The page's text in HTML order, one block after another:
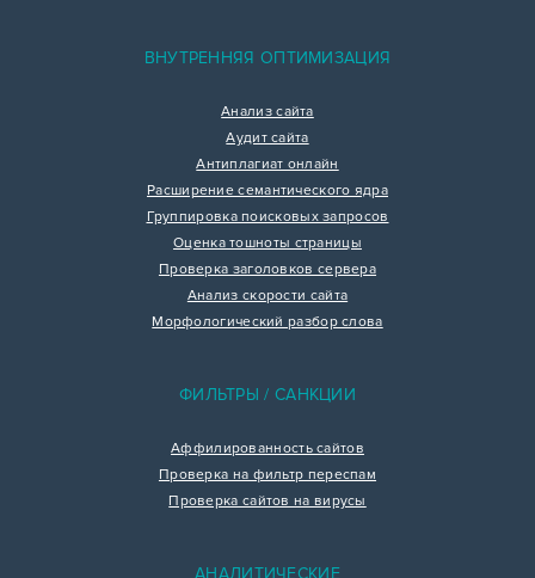
ВНУТРЕННЯЯ ОПТИМИЗАЦИЯ
Анализ сайта
Аудит сайта
Антиплагиат онлайн
Расширение семантического ядра
Группировка поисковых запросов
Оценка тошноты страницы
Проверка заголовков сервера
Анализ скорости сайта
Морфологический разбор слова
ФИЛЬТРЫ / САНКЦИИ
Аффилированность сайтов
Проверка на фильтр переспам
Проверка сайтов на вирусы
АНАЛИТИЧЕСКИЕ